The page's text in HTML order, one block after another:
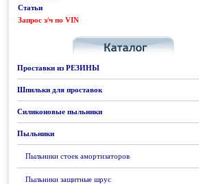
Статьи
Запрос з/ч по VIN
Проставки из РЕЗИНЫ
Шпильки для проставок
Силиконовые пыльники
Пыльники
Пыльники стоек амортизаторов
Пыльники защитные шрус